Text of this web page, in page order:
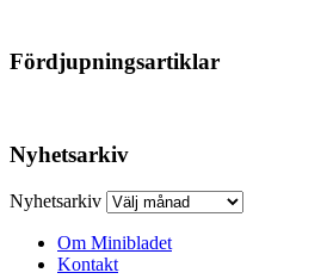
Fördjupningsartiklar
Nyhetsarkiv
Nyhetsarkiv
Om Minibladet
Kontakt